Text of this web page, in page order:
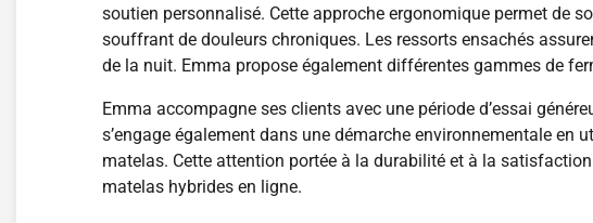
soutien personnalisé. Cette approche ergonomique permet de
souffrant de douleurs chroniques. Les ressorts ensachés
de la nuit. Emma propose également différentes gammes de
Emma accompagne ses clients avec une période d’essai
s’engage également dans une démarche environnementale
matelas. Cette attention portée à la durabilité et à la
matelas hybrides en ligne.